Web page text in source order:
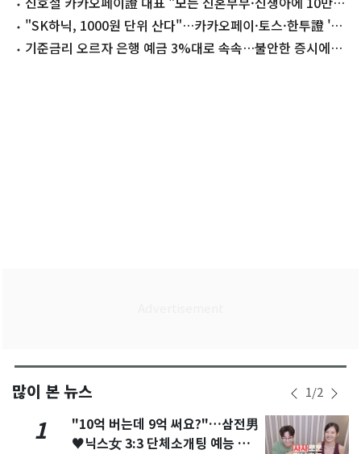
주식 쏜다"
"SK하닉, 1000원 단위 산다"…카카오페이·토스·한투證 '소
수점 거래' 도입
기준금리 오르자 은행 예금 3%대로 속속…불안한 증시에
많이 본 뉴스 1/2
1
"10억 버는데 9억 써요?"…삼전男
♥닉스女 3:3 단체소개팅 예능 화